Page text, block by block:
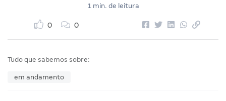
1 min. de leitura
0 0
Tudo que sabemos sobre:
em andamento